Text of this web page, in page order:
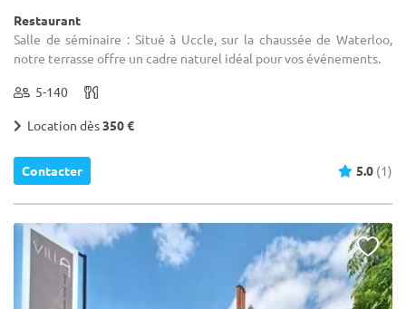
Restaurant
Salle de séminaire : Situé à Uccle, sur la chaussée de Waterloo,
notre terrasse offre un cadre naturel idéal pour vos événements.
5-140
Location dès350 €
Contacter 5.0 (1)